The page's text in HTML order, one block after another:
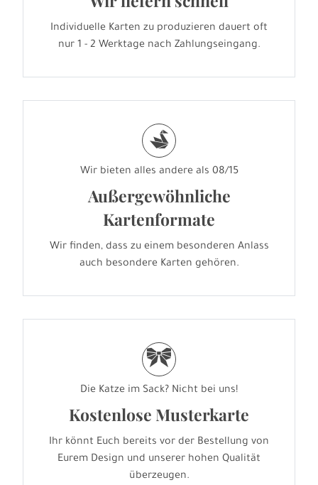
Individuelle Karten zu produzieren dauert oft
nur 1 - 2 Werktage nach Zahlungseingang.
s
Wir bieten alles andere als 08/15
Außergewöhnliche
Kartenformate
Wir finden, dass zu einem besonderen Anlass
auch besondere Karten gehören.
r
Die Katze im Sack? Nicht bei uns!
Kostenlose Musterkarte
Ihr könnt Euch bereits vor der Bestellung von
Eurem Design und unserer hohen Qualität
überzeugen.